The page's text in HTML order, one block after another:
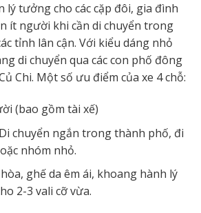
lý tưởng cho các cặp đôi, gia đình
ít người khi cần di chuyển trong
tỉnh lân cận. Với kiểu dáng nhỏ
di chuyển qua các con phố đông
Chi. Một số ưu điểm của xe 4 chỗ:
(bao gồm tài xế)
chuyển ngắn trong thành phố, đi
nhóm nhỏ.
ghế da êm ái, khoang hành lý
2-3 vali cỡ vừa.